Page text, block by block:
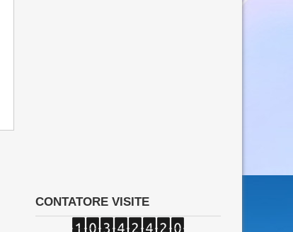
CONTATORE VISITE